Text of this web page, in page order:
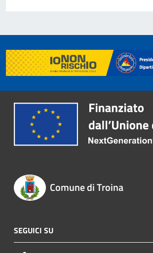
Comune di Troina
SEGUICI SU